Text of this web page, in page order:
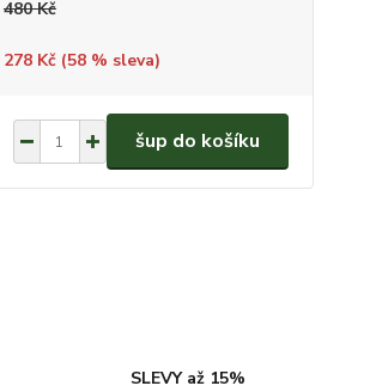
480 Kč
278 Kč (58% sleva)
šup do košíku
SLEVY až 15%